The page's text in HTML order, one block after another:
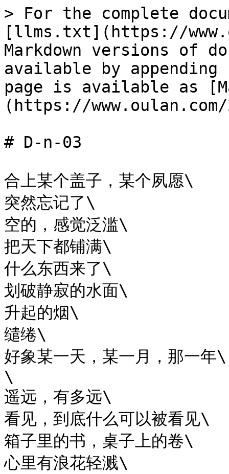
> For the complete
[llms.txt](https://
Markdown versions of
available by
page is available as
(https://
# D-n-03
合上某个盖子，某个夙愿\
突然忘记了\
空的，感觉泛滥\
把天下都铺满\
什么东西来了\
划破静寂的水面\
升起的烟\
缱绻\
好象某一天，某一月，那一年\
\
遥远，有多远\
看见，到底什么可以被看见\
箱子里的书，桌子上的卷\
心里有浪花轻溅\